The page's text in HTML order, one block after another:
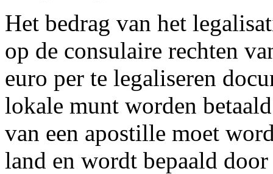
Het bedrag van het
op de consulaire rechten
euro per te legaliseren
lokale munt worden
van een apostille moet
land en wordt bepaald